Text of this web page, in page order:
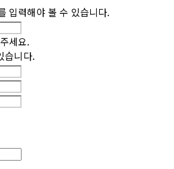
입력해야 볼 수 있습니다.
세요.
습니다.